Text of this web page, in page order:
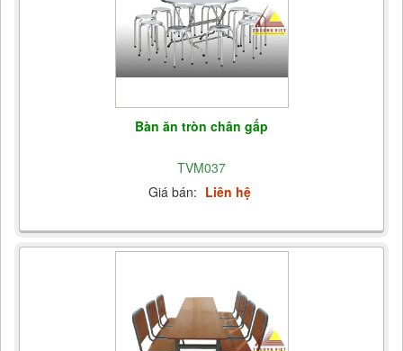
Bàn ăn tròn chân gấp
TVM037
Giá bán: Liên hệ